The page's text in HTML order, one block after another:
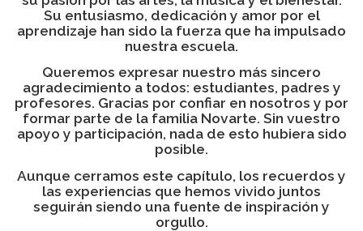
Su entusiasmo, dedicación y amor por el
aprendizaje han sido la fuerza que ha impulsado
nuestra escuela.
Queremos expresar nuestro más sincero
agradecimiento a todos: estudiantes, padres y
profesores. Gracias por confiar en nosotros y por
formar parte de la familia Novarte. Sin vuestro
apoyo y participación, nada de esto hubiera sido
posible.
Aunque cerramos este capítulo, los recuerdos y
las experiencias que hemos vivido juntos
seguirán siendo una fuente de inspiración y
orgullo.